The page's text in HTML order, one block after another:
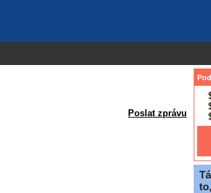
Poslat zprávu